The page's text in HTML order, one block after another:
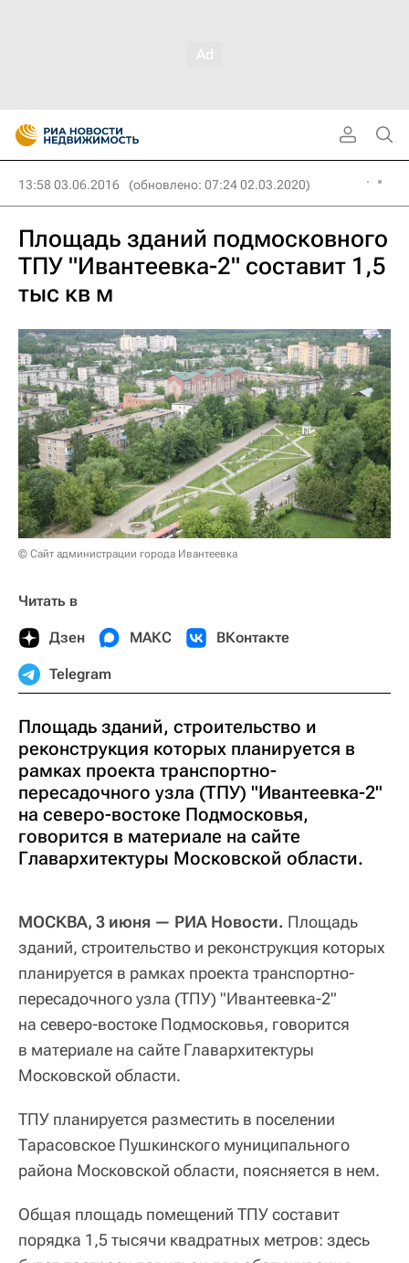
13:58 03.06.2016 (обновлено: 07:24 02.03.2020)
Площадь зданий подмосковного
ТПУ "Ивантеевка-2" составит 1,5
тыс кв м
© Сайт администрации города Ивантеевка
Читать в
Дзен МАКС ВКонтакте
Telegram
Площадь зданий, строительство и
реконструкция которых планируется в
рамках проекта транспортно-
пересадочного узла (ТПУ) "Ивантеевка-2"
на северо-востоке Подмосковья,
говорится в материале на сайте
Главархитектуры Московской области.
МОСКВА, 3 июня — РИА Новости. Площадь
зданий, строительство и реконструкция которых
планируется в рамках проекта транспортно-
пересадочного узла (ТПУ) "Ивантеевка-2"
на северо-востоке Подмосковья, говорится
в материале на сайте Главархитектуры
Московской области.
ТПУ планируется разместить в поселении
Тарасовское Пушкинского муниципального
района Московской области, поясняется в нем.
Общая площадь помещений ТПУ составит
порядка 1,5 тысячи квадратных метров: здесь